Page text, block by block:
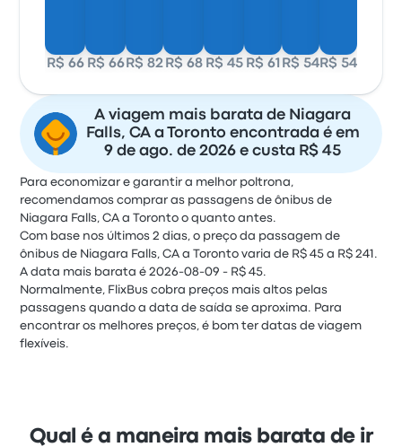
R$ 66 R$ 66 R$ 82 R$ 68 R$ 45 R$ 61 R$ 54R$ 54
A viagem mais barata de Niagara
Falls, CA a Toronto encontrada é em
9 de ago. de 2026 e custa R$ 45
Para economizar e garantir a melhor poltrona,
recomendamos comprar as passagens de ônibus de
Niagara Falls, CA a Toronto o quanto antes.
Com base nos últimos 2 dias, o preço da passagem de
ônibus de Niagara Falls, CA a Toronto varia de R$ 45 a R$ 241.
A data mais barata é 2026-08-09 - R$ 45.
Normalmente, FlixBus cobra preços mais altos pelas
passagens quando a data de saída se aproxima. Para
encontrar os melhores preços, é bom ter datas de viagem
flexíveis.
Qual é a maneira mais barata de ir